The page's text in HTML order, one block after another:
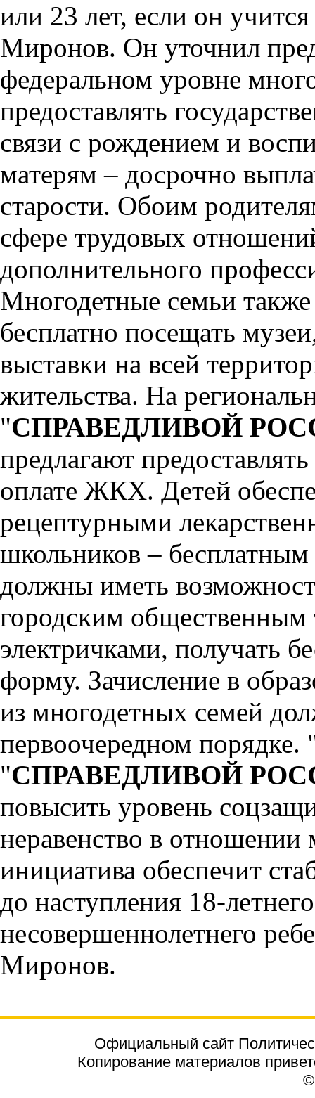
или 23 лет, если он
Миронов. Он уточнил
федеральном уровне
предоставлять
связи с рождением и
матерям – досрочно
старости. Обоим
сфере трудовых
дополнительного
Многодетные семьи
бесплатно посещать
выставки на всей
жительства. На
"СПРАВЕДЛИВОЙ
предлагают
оплате ЖКХ. Детей
рецептурными
школьников –
должны иметь
городским
электричками, получать
форму. Зачисление в
из многодетных семей
первоочередном порядке.
"СПРАВЕДЛИВОЙ
повысить уровень
неравенство в
инициатива обеспечит
до наступления 18-
несовершеннолетнего
Миронов.
Официальный сайт
Копирование материалов
©